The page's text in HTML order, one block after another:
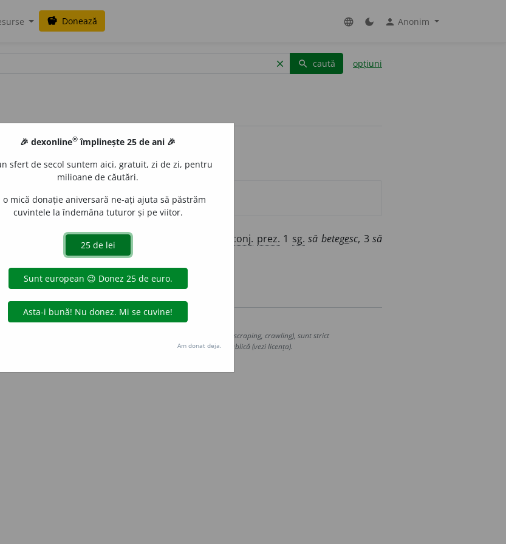
savings Donează language dark_mode person Anonim
clear search caută opțiuni
, 3sg. betegește conj. prez. 1 sg. să betegesc, 3să
© 2004-2026 dexonline (https://dexonline.ro)
pe acest site, inclusiv prin orice metode de extragere automată (web scraping, crawling), sunt strict
scris, cu excepția seturilor de date oferite oficial spre utilizare publică (vezi licența).
🎉 dexonline® împlinește 25 de ani 🎉
sfert de secol suntem aici, gratuit, zi de zi, pentru
milioane de căutări.
o mică donație aniversară ne-ați ajuta să păstrăm
cuvintele la îndemâna tuturor și pe viitor.
Am donat deja.